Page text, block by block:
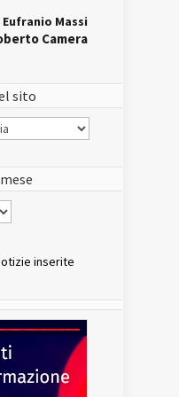
Eufranio Massi
Camera
sito
inserite